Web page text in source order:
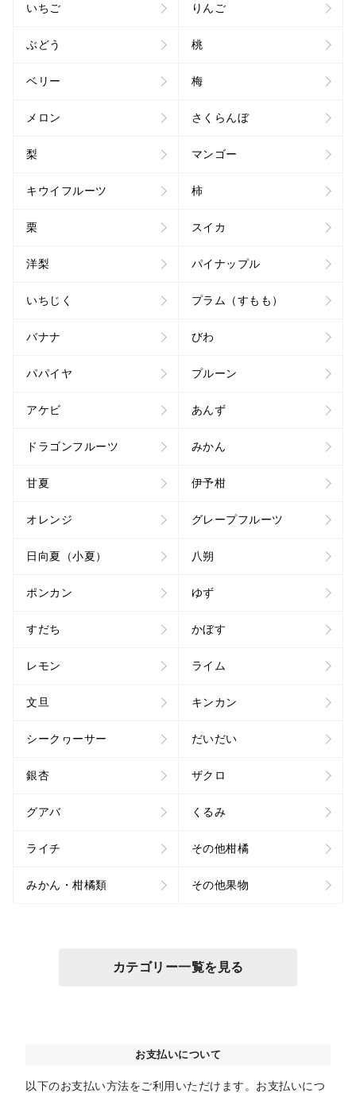
いちご りんご
ぶどう 桃
ベリー 梅
メロン さくらんぼ
梨 マンゴー
キウイフルーツ 柿
栗 スイカ
洋梨 パイナップル
いちじく プラム（すもも）
バナナ びわ
パパイヤ プルーン
アケビ あんず
ドラゴンフルーツ みかん
甘夏 伊予柑
オレンジ グレープフルーツ
日向夏（小夏） 八朔
ポンカン ゆず
すだち かぼす
レモン ライム
文旦 キンカン
シークヮーサー だいだい
銀杏 ザクロ
グアバ くるみ
ライチ その他柑橘
みかん・柑橘類 その他果物
カテゴリー一覧を見る
お支払いについて
以下のお支払い方法をご利用いただけます。お支払いにつ